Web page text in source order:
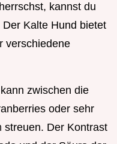
kannst du
Kalte Hund bietet
verschiedene
zwischen die
oder sehr
streuen. Der Kontrast